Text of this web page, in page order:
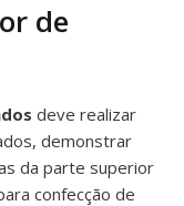
de
deve realizar
demonstrar
da parte superior
confecção de